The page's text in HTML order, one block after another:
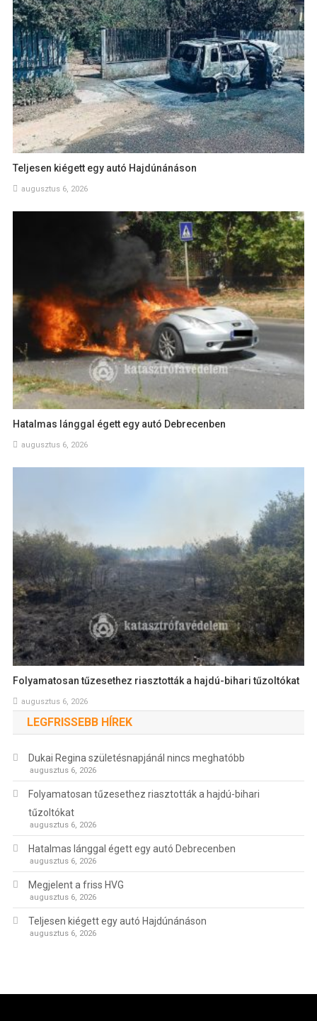
Teljesen kiégett egy autó Hajdúnánáson
augusztus 6, 2026
Hatalmas lánggal égett egy autó Debrecenben
augusztus 6, 2026
Folyamatosan tűzesethez riasztották a hajdú-bihari tűzoltókat
augusztus 6, 2026
LEGFRISSEBB HÍREK
Dukai Regina születésnapjánál nincs meghatóbb
augusztus 6, 2026
Folyamatosan tűzesethez riasztották a hajdú-bihari
tűzoltókat
augusztus 6, 2026
Hatalmas lánggal égett egy autó Debrecenben
augusztus 6, 2026
Megjelent a friss HVG
augusztus 6, 2026
Teljesen kiégett egy autó Hajdúnánáson
augusztus 6, 2026